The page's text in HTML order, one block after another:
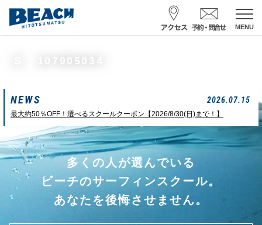
MENU
スクール予約・お問合せ
サーフ ナミイーヨ
0475-32-7314
受付時間 : 09:00〜19:00
一松海岸 波情報
状態 風
08:45
S__107905034
NEWS 2026.07.15
最大約50％OFF！選べるスクールクーポン【2026/8/30(日)まで！】
多くの人が選んでいる
ビーチのサーフィンスクール。
あなたを後悔させません。